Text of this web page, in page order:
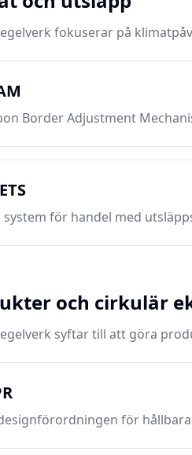
fokuserar på
Border Adjustment
system för handel med
och cirkulär
syftar till att göra
för